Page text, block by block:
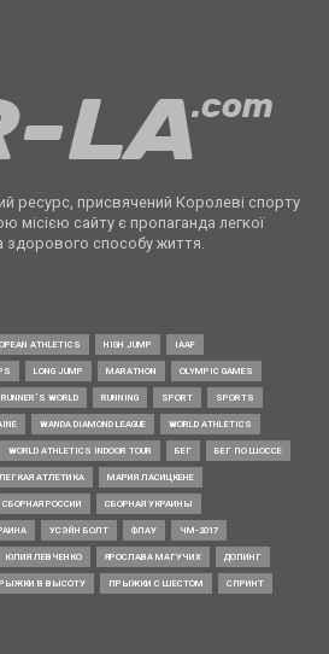
ресурс, присвячений Королеві спорту
місією сайту є пропаганда легкої
здорового способу життя.
ATHLETICS HIGH JUMP IAAF
LONG JUMP MARATHON OLYMPIC GAMES
RUNNER’S WORLD RUNNING SPORT SPORTS
WANDA DIAMOND LEAGUE WORLD ATHLETICS
WORLD ATHLETICS INDOOR TOUR БЕГ БЕГ ПО ШОССЕ
ЛЕГКАЯ АТЛЕТИКА МАРИЯ ЛАСИЦКЕНЕ
СБОРНАЯ РОССИИ СБОРНАЯ УКРАИНЫ
УСЭЙН БОЛТ ФЛАУ ЧМ-2017
ЮЛИЯ ЛЕВЧЕНКО ЯРОСЛАВА МАГУЧИХ ДОПИНГ
В ВЫСОТУ ПРЫЖКИ С ШЕСТОМ СПРИНТ